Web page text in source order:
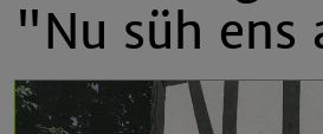
"Nu süh ens